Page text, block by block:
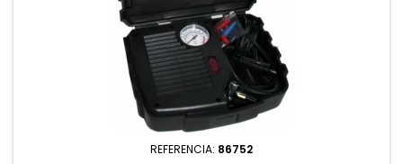
REFERENCIA: 86752